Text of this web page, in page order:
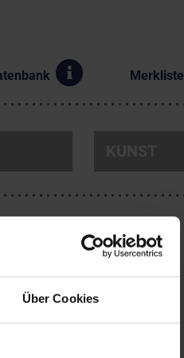
Über Cookies
Merkliste